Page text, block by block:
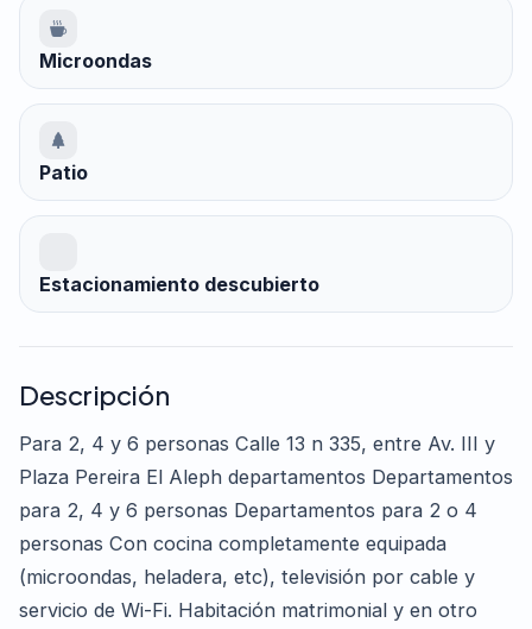
Microondas
Patio
Estacionamiento descubierto
Descripción
Para 2, 4 y 6 personas Calle 13 n 335, entre Av. III y
Plaza Pereira El Aleph departamentos Departamentos
para 2, 4 y 6 personas Departamentos para 2 o 4
personas Con cocina completamente equipada
(microondas, heladera, etc), televisión por cable y
servicio de Wi-Fi. Habitación matrimonial y en otro